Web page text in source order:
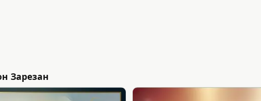
Зарезан